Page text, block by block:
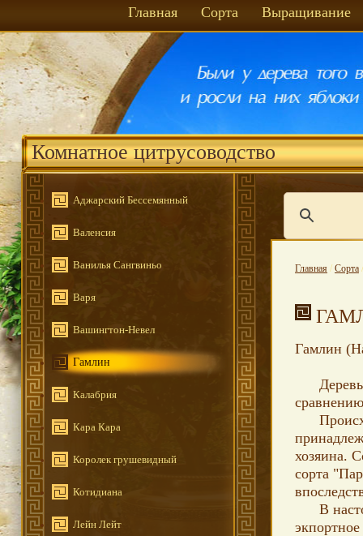
Главная Сорта Выращивание
Комнатное цитрусоводство
Аджарский Бессемянный
Валенсия
Ванилья Сангвиньо
Варя
Вашингтон-Невел
Гамлин
Калабрия
Кара Кара
Королек грушевидный
Котидиана
Лейн Лейт
Главная / Сорта
Гамлин
Деревья
хозяина.
сорта
В